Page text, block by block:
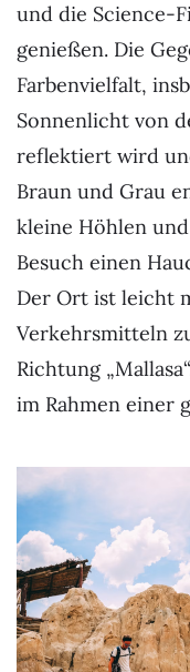
und die Science-
genießen. Die
Farbenvielfalt,
Sonnenlicht von
reflektiert wird
Braun und Grau
kleine Höhlen
Besuch einen
Der Ort ist leicht
Verkehrsmitteln
Richtung
im Rahmen einer